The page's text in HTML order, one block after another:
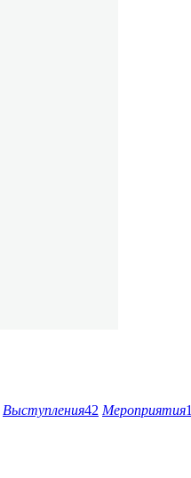
Выступления42 Мероприятия1